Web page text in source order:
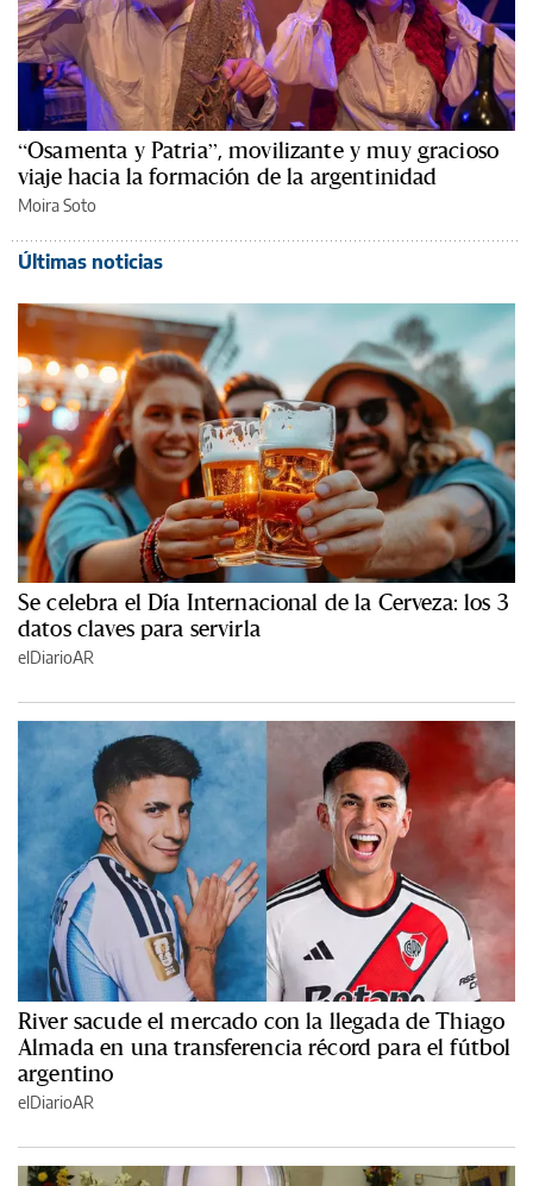
“Osamenta y Patria”, movilizante y muy gracioso
viaje hacia la formación de la argentinidad
Moira Soto
Últimas noticias
Se celebra el Día Internacional de la Cerveza: los 3
datos claves para servirla
elDiarioAR
River sacude el mercado con la llegada de Thiago
Almada en una transferencia récord para el fútbol
argentino
elDiarioAR